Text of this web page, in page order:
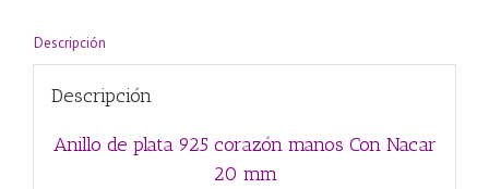
cantidad
Descripción
Descripción
Anillo de plata 925 corazón manos Con Nacar
20 mm